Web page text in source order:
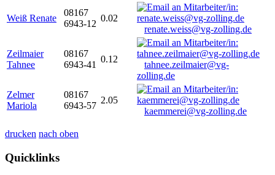
Weiß Renate
08167
6943-12
0.02
renate.weiss@vg-zolling.de
Zeilmaier
Tahnee
08167
6943-41
0.12
tahnee.zeilmaier@vg-
zolling.de
Zelmer
Mariola
08167
6943-57
2.05
kaemmerei@vg-zolling.de
drucken nach oben
Quicklinks